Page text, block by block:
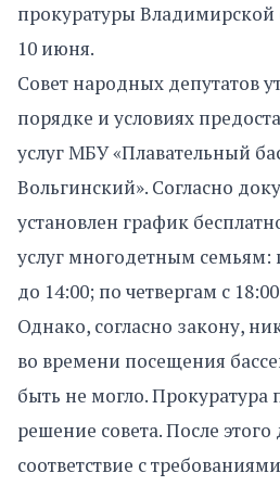
прокуратуры Владимирской
10 июня.
Совет народных депутатов
порядке и условиях
услуг МБУ «Плавательный
Вольгинский». Согласно
установлен график
услуг многодетным семьям:
до 14:00; по четвергам с
Однако, согласно закону,
во времени посещения
быть не могло. Прокуратура
решение совета. После
соответствие с